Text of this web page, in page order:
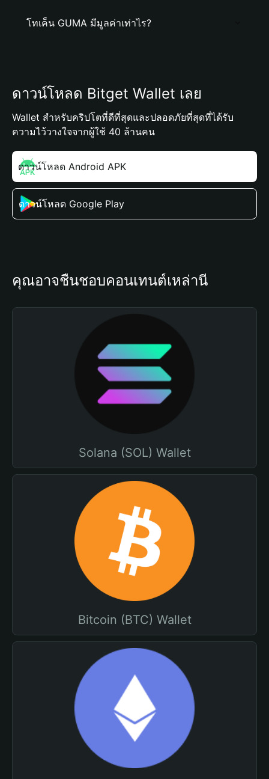
โทเค็น GUMA มีมูลค่าเท่าไร?
ดาวน์โหลด Bitget Wallet เลย
Wallet สำหรับคริปโตที่ดีที่สุดและปลอดภัยที่สุดที่ได้รับ
ความไว้วางใจจากผู้ใช้ 40 ล้านคน
ดาวน์โหลด Android APK
ดาวน์โหลด Google Play
คุณอาจชื่นชอบคอนเทนต์เหล่านี้
Solana (SOL) Wallet
Bitcoin (BTC) Wallet